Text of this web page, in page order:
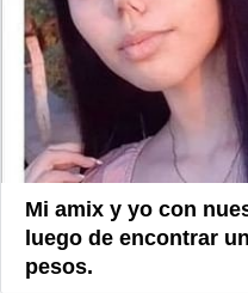
Mi amix y yo con
luego de encontrar
pesos.